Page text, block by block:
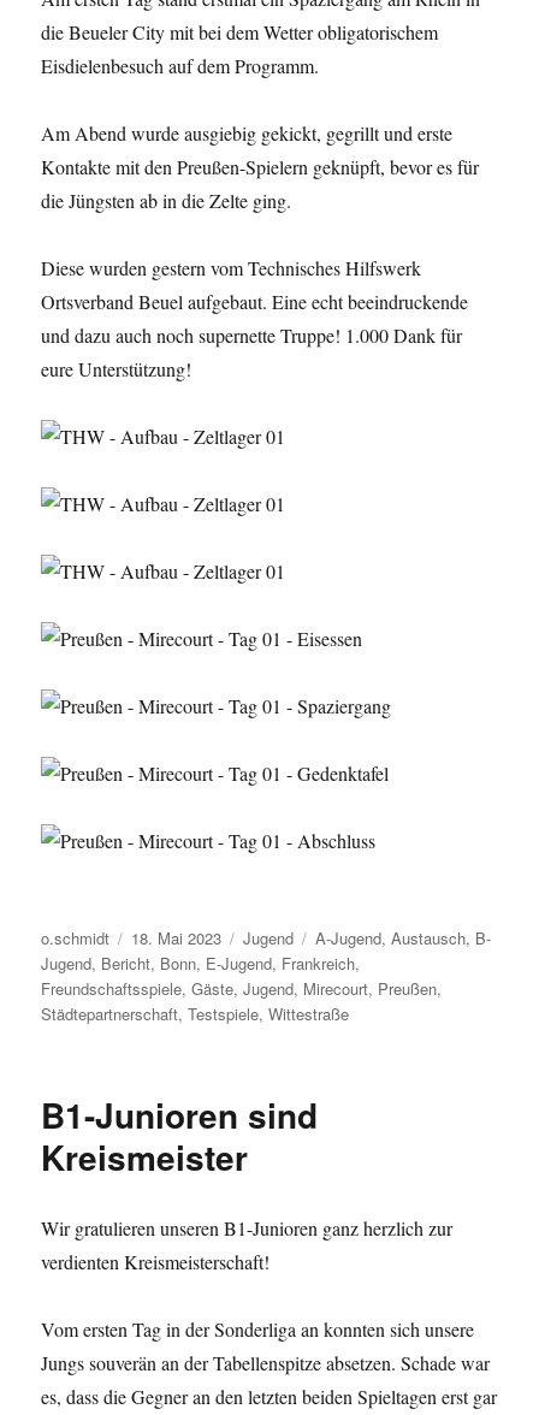
die Beueler City mit bei dem Wetter obligatorischem
Eisdielenbesuch auf dem Programm.
Am Abend wurde ausgiebig gekickt, gegrillt und erste
Kontakte mit den Preußen-Spielern geknüpft, bevor es für
die Jüngsten ab in die Zelte ging.
Diese wurden gestern vom Technisches Hilfswerk
Ortsverband Beuel aufgebaut. Eine echt beeindruckende
und dazu auch noch supernette Truppe! 1.000 Dank für
eure Unterstützung!
Autor
o.schmidt
Veröffentlicht
am
18. Mai 2023 Kategorien
Jugend Schlagwörter
A-Jugend,Austausch, B-
Jugend, Bericht, Bonn, E-Jugend, Frankreich,
Freundschaftsspiele,Gäste,Jugend, Mirecourt, Preußen,
Städtepartnerschaft,Testspiele,Wittestraße
B1-Junioren sind
Kreismeister
Wir gratulieren unseren B1-Junioren ganz herzlich zur
verdienten Kreismeisterschaft!
Vom ersten Tag in der Sonderliga an konnten sich unsere
Jungs souverän an der Tabellenspitze absetzen. Schade war
es, dass die Gegner an den letzten beiden Spieltagen erst gar